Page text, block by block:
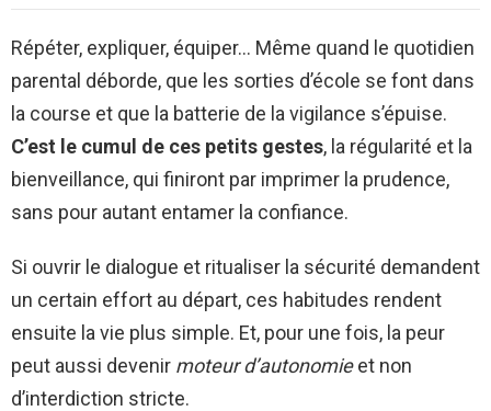
Répéter, expliquer, équiper… Même quand le quotidien
parental déborde, que les sorties d’école se font dans
la course et que la batterie de la vigilance s’épuise.
C’est le cumul de ces petits gestes, la régularité et la
bienveillance, qui finiront par imprimer la prudence,
sans pour autant entamer la confiance.
Si ouvrir le dialogue et ritualiser la sécurité demandent
un certain effort au départ, ces habitudes rendent
ensuite la vie plus simple. Et, pour une fois, la peur
peut aussi devenir moteur d’autonomieet non
d’interdiction stricte.